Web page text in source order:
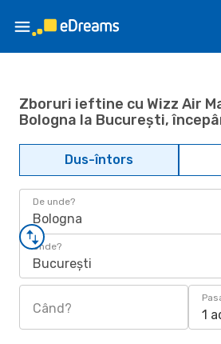
Zboruri ieftine cu Wizz Air
Bologna la București,
Dus-întors
De unde?
Bologna
Unde?
București
Când? 1